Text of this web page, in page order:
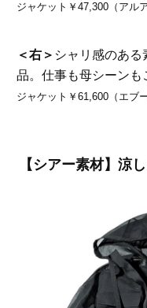
ジャケット￥47,300（アル
＜右＞ シャリ感のあ
品。仕事も母シーンも
ジャケット￥61,600（エブ
【シアー素材】涼